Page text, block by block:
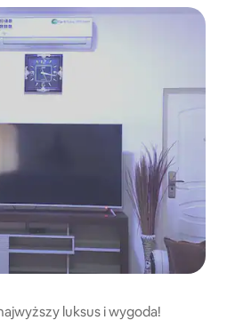
luksus i wygoda!